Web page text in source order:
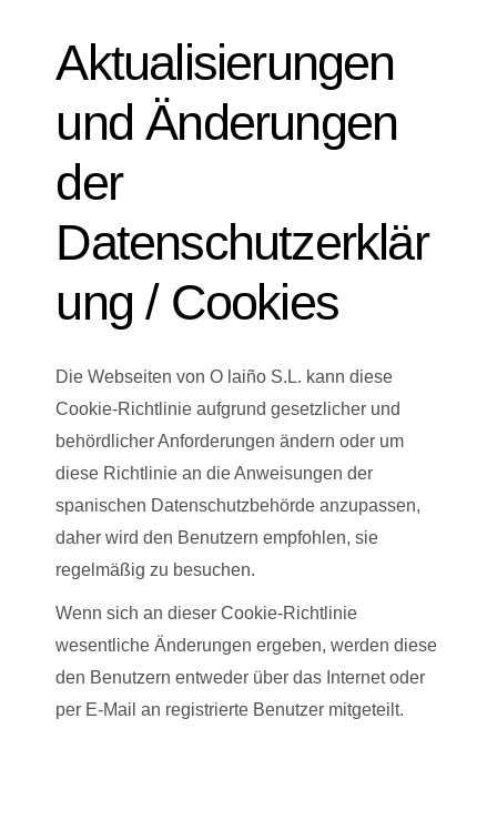
Aktualisierungen
und Änderungen
der
Datenschutzerklär
ung / Cookies
Die Webseiten von O laiño S.L. kann diese
Cookie-Richtlinie aufgrund gesetzlicher und
behördlicher Anforderungen ändern oder um
diese Richtlinie an die Anweisungen der
spanischen Datenschutzbehörde anzupassen,
daher wird den Benutzern empfohlen, sie
regelmäßig zu besuchen.
Wenn sich an dieser Cookie-Richtlinie
wesentliche Änderungen ergeben, werden diese
den Benutzern entweder über das Internet oder
per E-Mail an registrierte Benutzer mitgeteilt.